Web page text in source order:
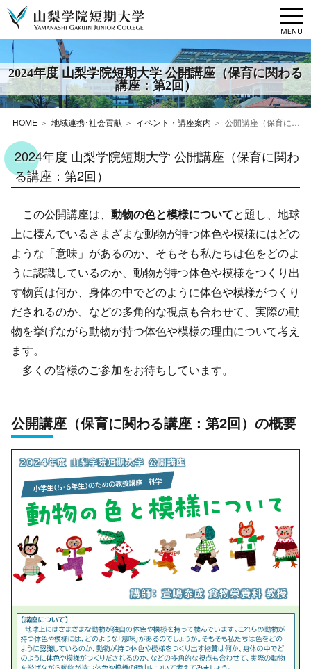
2024年度 山梨学院短期大学 公開講座（保育に関わる
講座：第2回）
HOME 地域連携･社会貢献 イベント・講座案内 公開講座（保育に関わる講座：第2回）
2024年度 山梨学院短期大学 公開講座（保育に関わ
る講座：第2回）
この公開講座は、 動物の色と模様についてと題し、地球
上に棲んでいるさまざまな動物が持つ体色や模様にはどの
ような「意味」があるのか、そもそも私たちは色をどのよ
うに認識しているのか、動物が持つ体色や模様をつくり出
す物質は何か、身体の中でどのように体色や模様がつくり
だされるのか、などの多角的な視点も合わせて、実際の動
物を挙げながら動物が持つ体色や模様の理由について考え
ます。
多くの皆様のご参加をお待ちしています。
公開講座（保育に関わる講座：第2回）の概要